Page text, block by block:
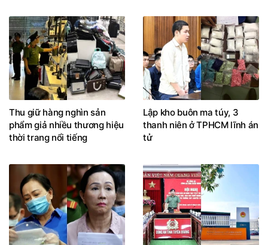
Thu giữ hàng nghìn sản
phẩm giả nhiều thương hiệu
thời trang nổi tiếng
Lập kho buôn ma túy, 3
thanh niên ở TPHCM lĩnh án
tử